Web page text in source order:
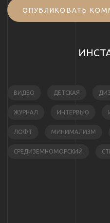
ОПУБЛИКОВАТЬ
ВИДЕО ДЕТСКАЯ
ЖУРНАЛ ИНТЕРВЬЮ
ЛОФТ МИНИМАЛИЗМ
СРЕДИЗЕМНОМОРСКИЙ